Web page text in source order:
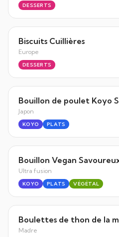
DESSERTS
Biscuits Cuillières
Europe
DESSERTS
Bouillon de poulet Koyo
Japon
KOYO PLATS
Bouillon Vegan
Ultra fusion
KOYO PLATS VÉGÉTAL
Boulettes de thon de la
Madre